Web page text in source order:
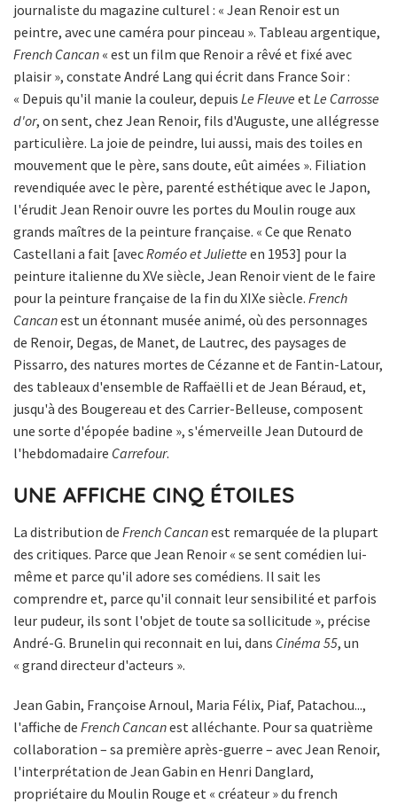
journaliste du magazine culturel : « Jean Renoir est un
peintre, avec une caméra pour pinceau ». Tableau argentique,
French Cancan « est un film que Renoir a rêvé et fixé avec
plaisir », constate André Lang qui écrit dans France Soir :
« Depuis qu'il manie la couleur, depuis Le Fleuve etLe Carrosse
d'or, on sent, chez Jean Renoir, fils d'Auguste, une allégresse
particulière. La joie de peindre, lui aussi, mais des toiles en
mouvement que le père, sans doute, eût aimées ». Filiation
revendiquée avec le père, parenté esthétique avec le Japon,
l'érudit Jean Renoir ouvre les portes du Moulin rouge aux
grands maîtres de la peinture française. « Ce que Renato
Castellani a fait [avecRoméo et Juliette en 1953] pour la
peinture italienne du XVe siècle, Jean Renoir vient de le faire
pour la peinture française de la fin du XIXe siècle. French
Cancanest un étonnant musée animé, où des personnages
de Renoir, Degas, de Manet, de Lautrec, des paysages de
Pissarro, des natures mortes de Cézanne et de Fantin-Latour,
des tableaux d'ensemble de Raffaëlli et de Jean Béraud, et,
jusqu'à des Bougereau et des Carrier-Belleuse, composent
une sorte d'épopée badine », s'émerveille Jean Dutourd de
l'hebdomadaire Carrefour.
UNE AFFICHE CINQ ÉTOILES
La distribution de French Cancanest remarquée de la plupart
des critiques. Parce que Jean Renoir « se sent comédien lui-
même et parce qu'il adore ses comédiens. Il sait les
comprendre et, parce qu'il connait leur sensibilité et parfois
leur pudeur, ils sont l'objet de toute sa sollicitude », précise
André-G. Brunelin qui reconnait en lui, dans Cinéma 55, un
« grand directeur d'acteurs ».
Jean Gabin, Françoise Arnoul, Maria Félix, Piaf, Patachou...,
l'affiche de French Cancanest alléchante. Pour sa quatrième
collaboration – sa première après-guerre – avec Jean Renoir,
l'interprétation de Jean Gabin en Henri Danglard,
propriétaire du Moulin Rouge et « créateur » du french